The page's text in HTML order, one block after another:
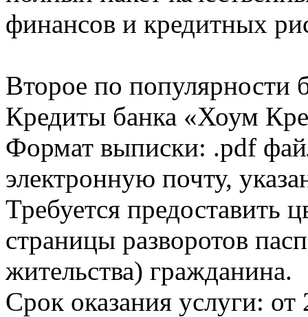
финансов и кредитных
Второе по популярности
Кредиты банка «Хоум
Формат выписки: .pdf
электронную почту,
Требуется предоставить
страницы разворотов
жительства) гражданина.
Срок оказания услуги: от